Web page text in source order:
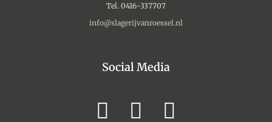
Tel. 0416-337707
info@slagerijvanroessel.nl
Social Media